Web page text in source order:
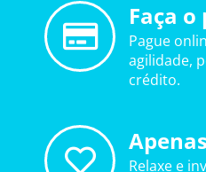
Faça
Pague
agilidade,
crédito.
Relaxe e